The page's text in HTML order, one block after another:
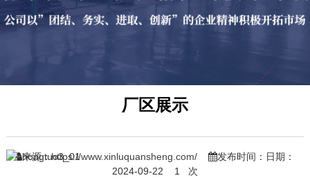
厂区展示
来源：https://www.xinluquansheng.com/
发布时间：日期：
2024-09-22
1 次